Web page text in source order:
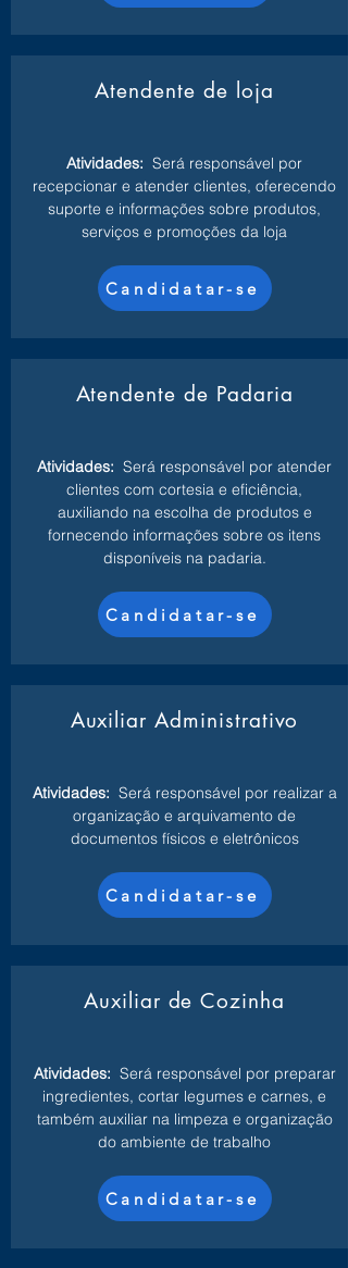
Atendente de loja
Atividades: Será responsável por
recepcionar e atender clientes, oferecendo
suporte e informações sobre produtos,
serviços e promoções da loja
Candidatar-se
Atendente de Padaria
Atividades: Será responsável por atender
clientes com cortesia e eficiência,
auxiliando na escolha de produtos e
fornecendo informações sobre os itens
disponíveis na padaria.
Candidatar-se
Auxiliar Administrativo
Atividades: Será responsável por realizar a
organização e arquivamento de
documentos físicos e eletrônicos
Candidatar-se
Auxiliar de Cozinha
Atividades: Será responsável por preparar
ingredientes, cortar legumes e carnes, e
também auxiliar na limpeza e organização
do ambiente de trabalho
Candidatar-se